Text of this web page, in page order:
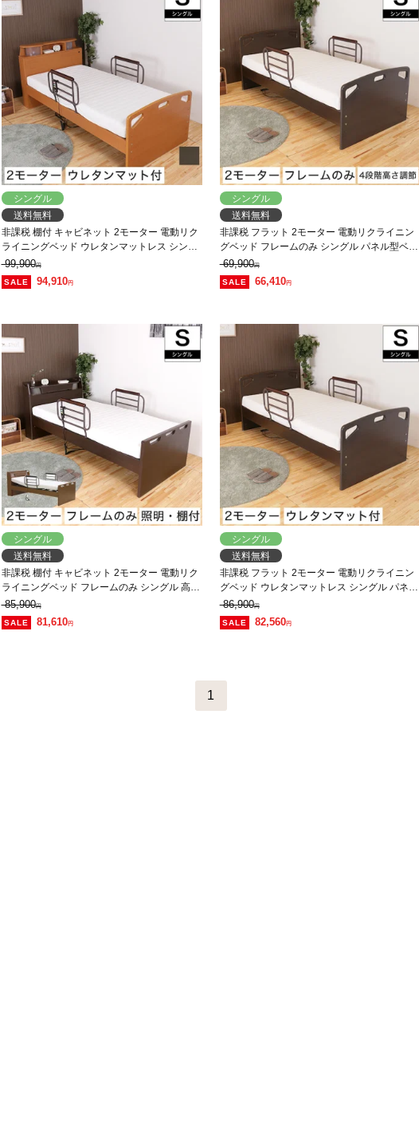
シングル
送料無料
非課税 棚付 キャビネット 2モーター 電動リク
ライニングベッド ウレタンマットレス シング
ル 高さ4段階調整 照明 コンセント付
99,900円
94,910円
シングル
送料無料
非課税 フラット 2モーター 電動リクライニン
グベッド フレームのみ シングル パネル型ベッ
ド フラット 背上げと脚上げが同時動作
69,900円
66,410円
シングル
送料無料
非課税 棚付 キャビネット 2モーター 電動リク
ライニングベッド フレームのみ シングル 高さ
4段階調整 LED照明 コンセント付
85,900円
81,610円
シングル
送料無料
非課税 フラット 2モーター 電動リクライニン
グベッド ウレタンマットレス シングル パネル
型ベッド フラット 背上げと脚上げが同時動作
86,900円
82,560円
1